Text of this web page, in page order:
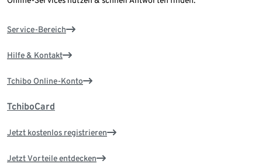
Service-Bereich
Hilfe & Kontakt
Tchibo Online-Konto
TchiboCard
Jetzt kostenlos registrieren
Jetzt Vorteile entdecken